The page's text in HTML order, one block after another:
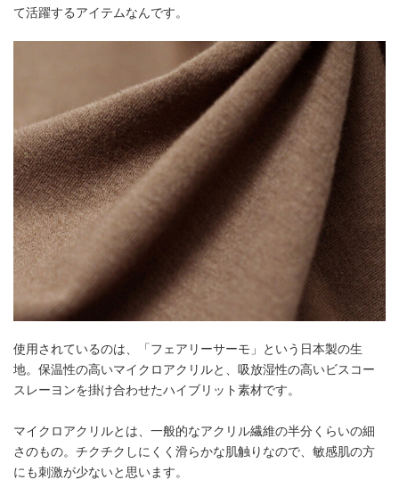
て活躍するアイテムなんです。
使用されているのは、「フェアリーサーモ」という日本製の生
地。保温性の高いマイクロアクリルと、吸放湿性の高いビスコー
スレーヨンを掛け合わせたハイブリット素材です。
マイクロアクリルとは、一般的なアクリル繊維の半分くらいの細
さのもの。チクチクしにくく滑らかな肌触りなので、敏感肌の方
にも刺激が少ないと思います。